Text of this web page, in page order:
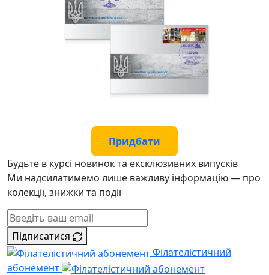
Придбати
Будьте в курсі новинок та ексклюзивних випусків
Ми надсилатимемо лише важливу інформацію — про
колекції, знижки та події
Підписатися
Філателістичний
абонемент